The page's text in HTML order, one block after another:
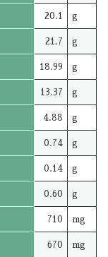
20.1 g
21.7 g
18.99 g
13.37 g
4.88 g
0.74 g
0.14 g
0.60 g
710 mg
670 mg